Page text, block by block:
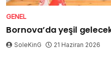
GENEL
Bornova’da yeşil
SoleKinG 21 Haziran 2026